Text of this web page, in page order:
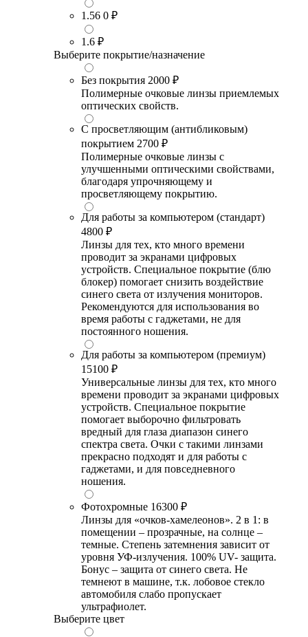
1.56 0 ₽
1.6 ₽
Выберите покрытие/назначение
Без покрытия 2000 ₽
Полимерные очковые линзы приемлемых
оптических свойств.
С просветляющим (антибликовым)
покрытием 2700 ₽
Полимерные очковые линзы с
улучшенными оптическими свойствами,
благодаря упрочняющему и
просветляющему покрытию.
Для работы за компьютером (стандарт)
4800 ₽
Линзы для тех, кто много времени
проводит за экранами цифровых
устройств. Специальное покрытие (блю
блокер) помогает снизить воздействие
синего света от излучения мониторов.
Рекомендуются для использования во
время работы с гаджетами, не для
постоянного ношения.
Для работы за компьютером (премиум)
15100 ₽
Универсальные линзы для тех, кто много
времени проводит за экранами цифровых
устройств. Специальное покрытие
помогает выборочно фильтровать
вредный для глаза диапазон синего
спектра света. Очки с такими линзами
прекрасно подходят и для работы с
гаджетами, и для повседневного
ношения.
Фотохромные 16300 ₽
Линзы для «очков-хамелеонов». 2 в 1: в
помещении – прозрачные, на солнце –
темные. Степень затемнения зависит от
уровня УФ-излучения. 100% UV- защита.
Бонус – защита от синего света. Не
темнеют в машине, т.к. лобовое стекло
автомобиля слабо пропускает
ультрафиолет.
Выберите цвет